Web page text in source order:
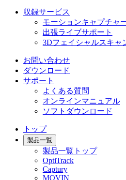
収録サービス
モーションキャプチャ
出張ライブサポート
3Dフェイシャルスキャ
お問い合わせ
ダウンロード
サポート
よくある質問
オンラインマニュアル
ソフトダウンロード
トップ
製品一覧
製品一覧トップ
OptiTrack
Captury
MOVIN